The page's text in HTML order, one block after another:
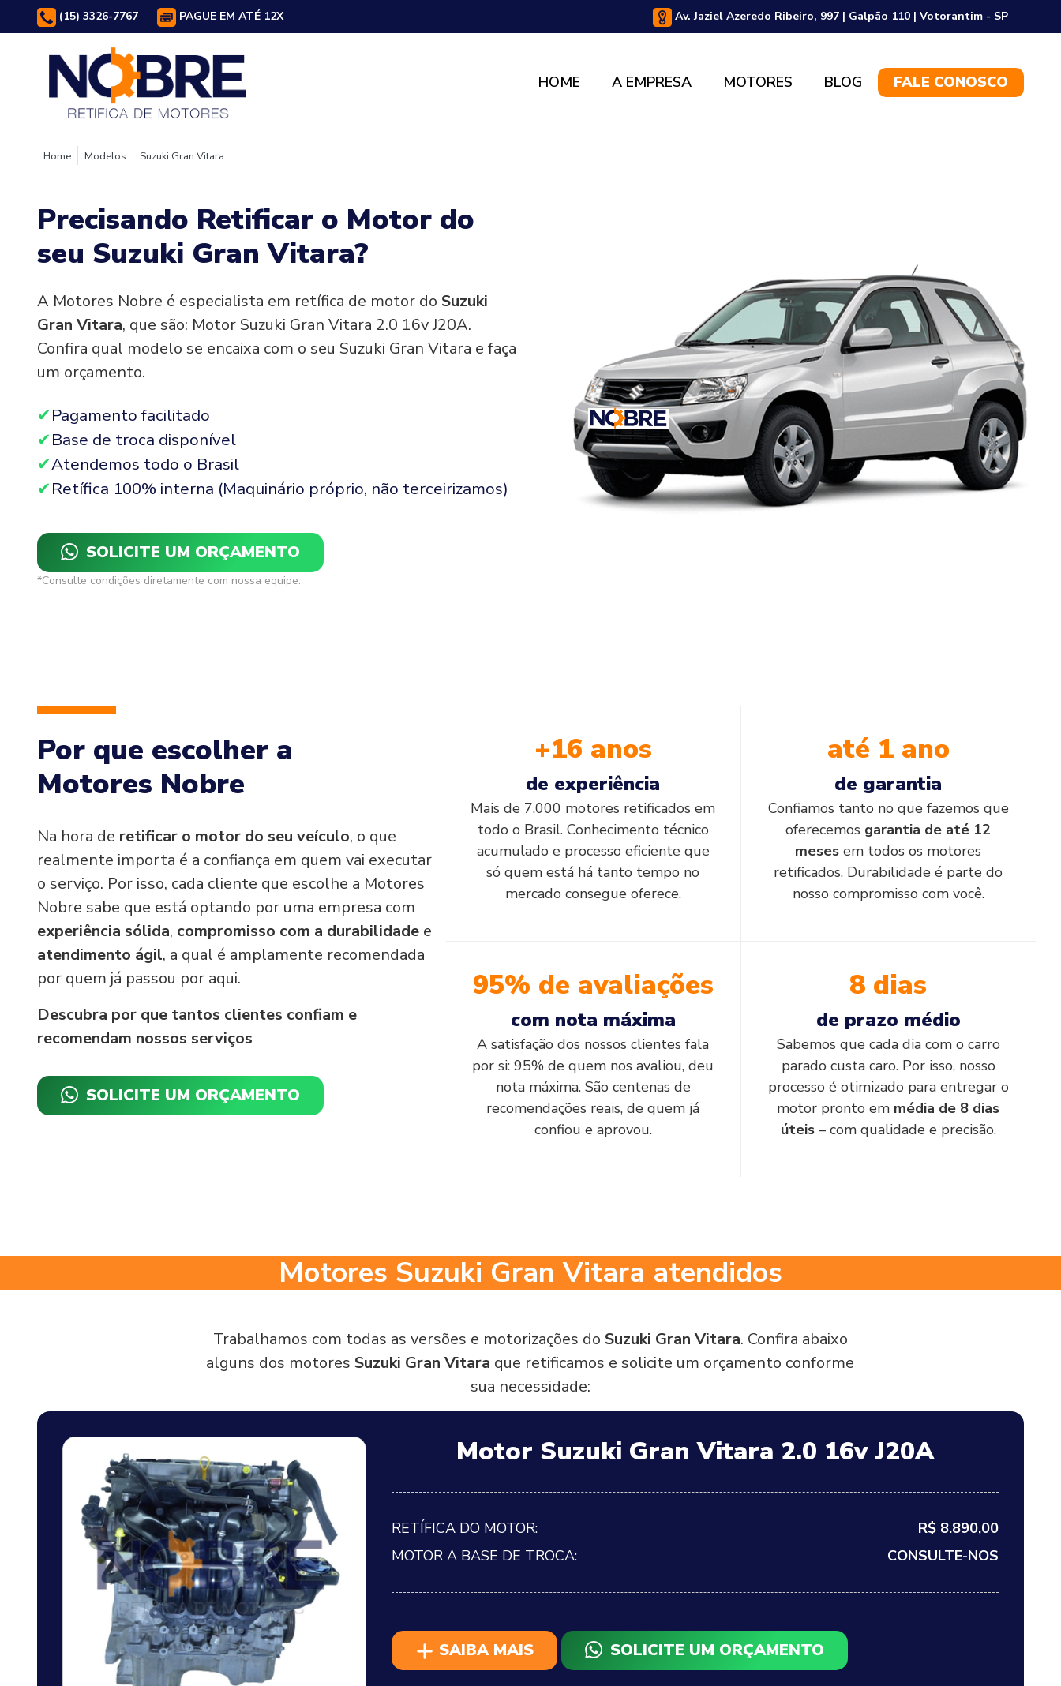
(15) 3326-7767 PAGUE EM ATÉ 12X Av. Jaziel Azeredo Ribeiro, 997 | Galpão 110 | Votorantim - SP
HOME A EMPRESA MOTORES BLOG FALE CONOSCO
Home Modelos Suzuki Gran Vitara
Precisando Retificar o Motor do
seu Suzuki Gran Vitara?
A Motores Nobre é especialista em retífica de motor do Suzuki
Gran Vitara, que são: Motor Suzuki Gran Vitara 2.0 16v J20A.
Confira qual modelo se encaixa com o seu Suzuki Gran Vitara e faça
um orçamento.
Pagamento facilitado
Base de troca disponível
Atendemos todo o Brasil
Retífica 100% interna (Maquinário próprio, não terceirizamos)
SOLICITE UM ORÇAMENTO
*Consulte condições diretamente com nossa equipe.
Por que escolher a
Motores Nobre
Na hora de retificar o motor do seu veículo, o que
realmente importa é a confiança em quem vai executar
o serviço. Por isso, cada cliente que escolhe a Motores
Nobre sabe que está optando por uma empresa com
experiência sólida, compromisso com a durabilidade e
atendimento ágil, a qual é amplamente recomendada
por quem já passou por aqui.
Descubra por que tantos clientes confiam e
recomendam nossos serviços
SOLICITE UM ORÇAMENTO
+16 anos
de experiência
Mais de 7.000 motores retificados em
todo o Brasil. Conhecimento técnico
acumulado e processo eficiente que
só quem está há tanto tempo no
mercado consegue oferece.
até 1 ano
de garantia
Confiamos tanto no que fazemos que
oferecemos garantia de até 12
meses em todos os motores
retificados. Durabilidade é parte do
nosso compromisso com você.
95% de avaliações
com nota máxima
A satisfação dos nossos clientes fala
por si: 95% de quem nos avaliou, deu
nota máxima. São centenas de
recomendações reais, de quem já
confiou e aprovou.
8 dias
de prazo médio
Sabemos que cada dia com o carro
parado custa caro. Por isso, nosso
processo é otimizado para entregar o
motor pronto em média de 8 dias
úteis– com qualidade e precisão.
Motores Suzuki Gran Vitara atendidos
Trabalhamos com todas as versões e motorizações do Suzuki Gran Vitara. Confira abaixo
alguns dos motoresSuzuki Gran Vitara que retificamos e solicite um orçamento conforme
sua necessidade:
Motor Suzuki Gran Vitara 2.0 16v J20A
RETÍFICA DO MOTOR:
R$ 8.890,00
MOTOR A BASE DE TROCA:
CONSULTE-NOS
SAIBA MAIS SOLICITE UM ORÇAMENTO